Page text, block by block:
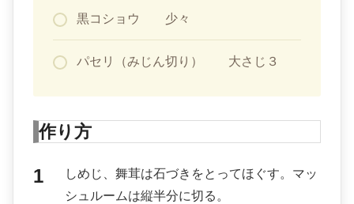
黒コショウ 少々
パセリ（みじん切り） 大さじ３
作り方
しめじ、舞茸は石づきをとってほぐす。マッ
シュルームは縦半分に切る。